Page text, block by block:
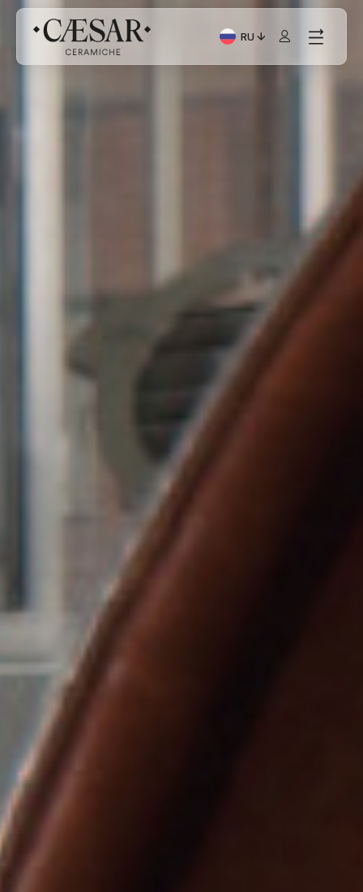
RU
Текущий язык: Italiano